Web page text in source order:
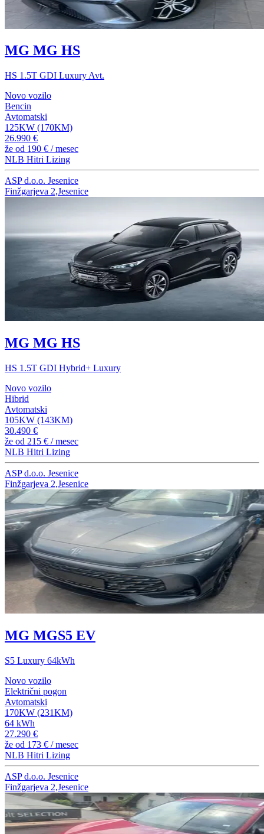
MG MG HS
HS 1.5T GDI Luxury Avt.
Novo vozilo
Bencin
Avtomatski
125KW (170KM)
26.990 €
že od 190 € / mesec
NLB Hitri Lizing
ASP d.o.o. Jesenice
Finžgarjeva 2,Jesenice
MG MG HS
HS 1.5T GDI Hybrid+ Luxury
Novo vozilo
Hibrid
Avtomatski
105KW (143KM)
30.490 €
že od 215 € / mesec
NLB Hitri Lizing
ASP d.o.o. Jesenice
Finžgarjeva 2,Jesenice
MG MGS5 EV
S5 Luxury 64kWh
Novo vozilo
Električni pogon
Avtomatski
170KW (231KM)
64 kWh
27.290 €
že od 173 € / mesec
NLB Hitri Lizing
ASP d.o.o. Jesenice
Finžgarjeva 2,Jesenice